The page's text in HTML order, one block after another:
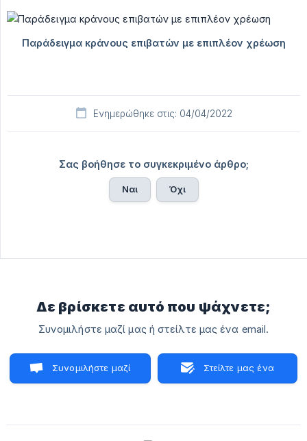
Ενημερώθηκε στις: 04/04/2022
Σας βοήθησε το συγκεκριμένο άρθρο;
Ναι Όχι
Δε βρίσκετε αυτό που ψάχνετε;
Συνομιλήστε μαζί μας ή στείλτε μας ένα email.
Συνομιλήστε μαζί Στείλτε μας ένα